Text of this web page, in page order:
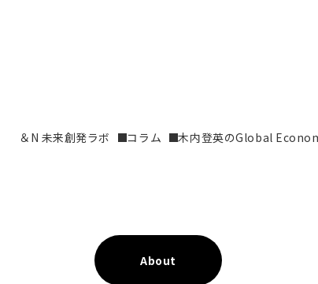
＆N 未来創発ラボ コラム 木内登英のGlobal
About